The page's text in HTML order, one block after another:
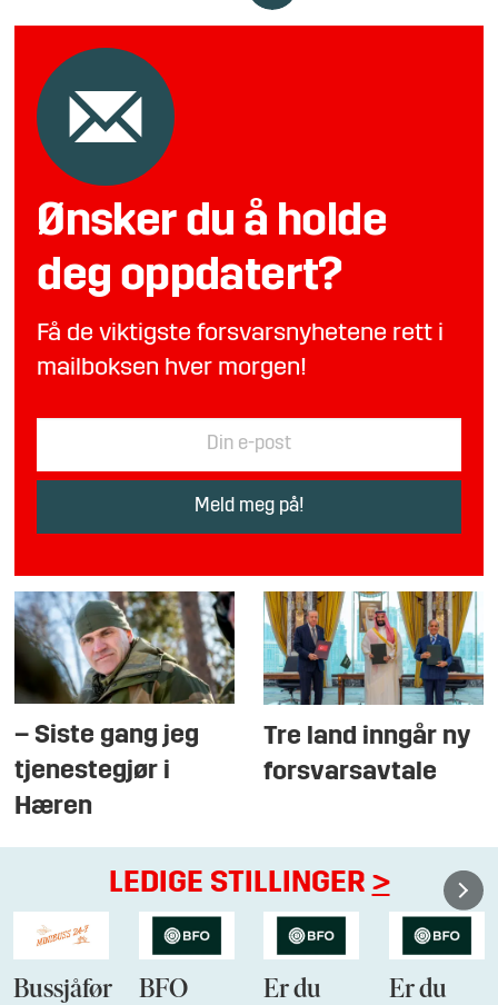
Ønsker du å holde
deg oppdatert?
Få de viktigste forsvarsnyhetene rett i
mailboksen hver morgen!
– Siste gang jeg
tjenestegjør i
Hæren
Tre land inngår ny
forsvarsavtale
LEDIGE STILLINGER >
Bussjåfør
BFO
Er du
Er du